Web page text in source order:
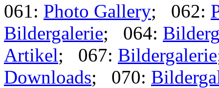
061: Photo Gallery; 062:
Bildergalerie; 064:
Artikel; 067: Bildergalerie
Downloads; 070: